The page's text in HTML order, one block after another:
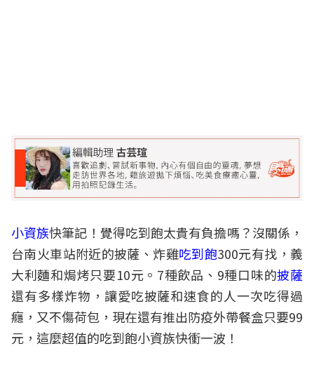
小資族快筆記！覺得吃到飽太貴有負擔嗎？沒關係，
台南火車站附近的披薩、炸雞吃到飽300元有找，義
大利麵和焗烤只要10元。7種飲品、9種口味的披薩
還有多樣炸物，讓愛吃披薩和速食的人一次吃得過
癮，又不傷荷包，現在還有推出防疫外帶餐盒只要99
元，這麼超值的吃到飽小資族快衝一波！